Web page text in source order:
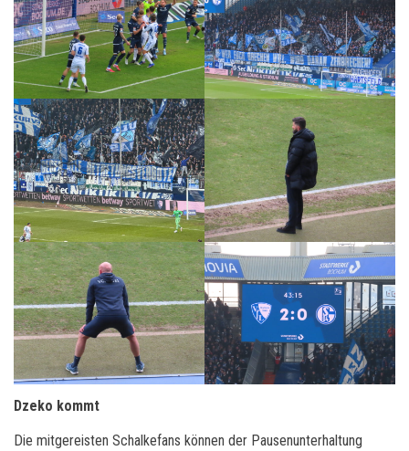
Dzeko kommt
Die mitgereisten Schalkefans können der Pausenunterhaltung